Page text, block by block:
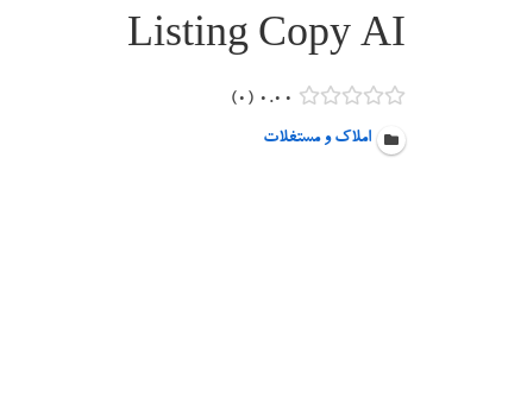
Listing Copy AI
0.00
0
املاک و مستغلات